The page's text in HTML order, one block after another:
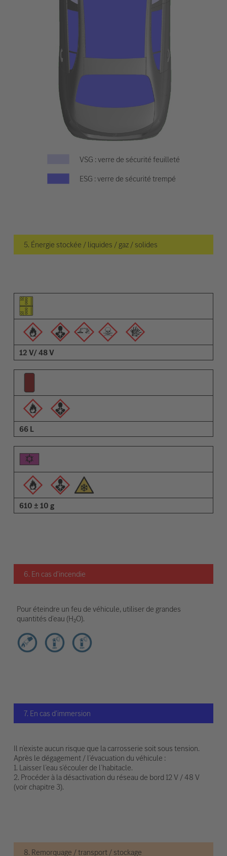
VSG : verre de sécurité feuilleté
ESG : verre de sécurité trempé
5. Énergie stockée / liquides / gaz / solides
Pictogramme de l'élément
Pictogrammes des avertissements
Description
12 V/ 48 V
66 L
610 ± 10 g
6. En cas d'incendie
Pour éteindre un feu de véhicule, utiliser de grandes
quantités d’eau (H₂O).
7. En cas d'immersion
Il n’existe aucun risque que la carrosserie soit sous tension.
Après le dégagement / l’évacuation du véhicule :
1. Laisser l’eau s’écouler de l’habitacle.
2. Procéder à la désactivation du réseau de bord 12 V / 48 V
(voir chapitre 3).
8. Remorquage / transport / stockage